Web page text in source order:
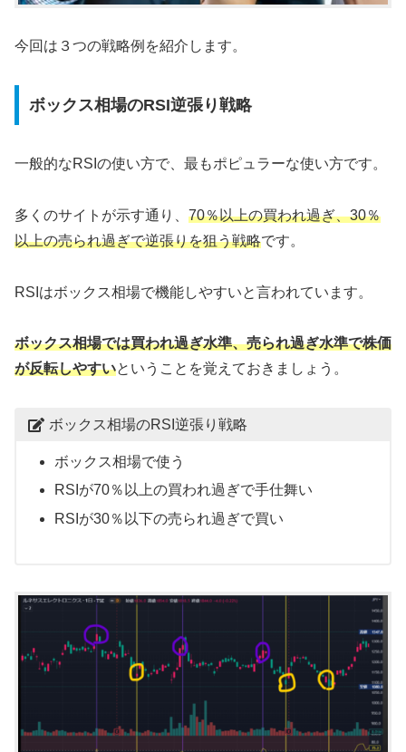
今回は３つの戦略例を紹介します。
ボックス相場のRSI逆張り戦略
一般的なRSIの使い方で、最もポピュラーな使い方です。
多くのサイトが示す通り、 70％以上の買われ過ぎ、30％
以上の売られ過ぎで逆張りを狙う戦略です。
RSIはボックス相場で機能しやすいと言われています。
ボックス相場では買われ過ぎ水準、売られ過ぎ水準で株価
が反転しやすいということを覚えておきましょう。
ボックス相場のRSI逆張り戦略
ボックス相場で使う
RSIが70％以上の買われ過ぎで手仕舞い
RSIが30％以下の売られ過ぎで買い